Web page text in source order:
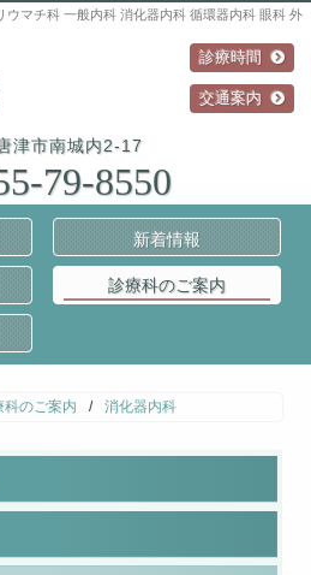
ウマチ科 一般内科 消化器内科 循環器内科 眼科 外
津市南城内2-17
79-8550
診療時間
交通案内
新着情報
診療科のご案内
科のご案内 / 消化器内科